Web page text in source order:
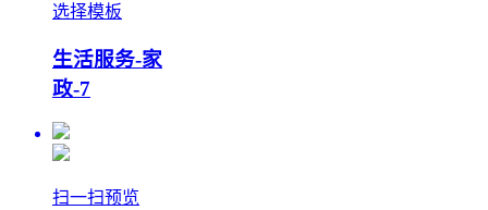
选择模板
生活服务-家
政-7
扫一扫预览